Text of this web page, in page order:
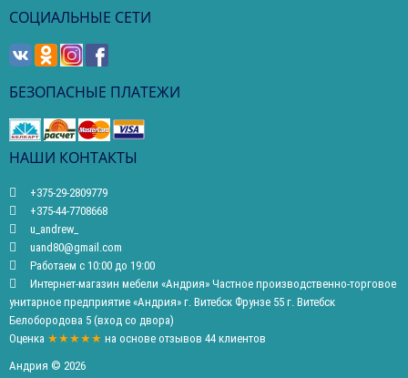
СОЦИАЛЬНЫЕ СЕТИ
БЕЗОПАСНЫЕ ПЛАТЕЖИ
НАШИ КОНТАКТЫ
+375-29-2809779
+375-44-7708668
u_andrew_
uand80@gmail.com
Работаем с 10:00 до 19:00
Интернет-магазин мебели «Андрия» Частное производственно-торговое
унитарное предприятие «Андрия» г. Витебск Фрунзе 55 г. Витебск
Белобородова 5 (вход со двора)
Оценка ★★★★★ на основе отзывов 44 клиентов
Андрия © 2026